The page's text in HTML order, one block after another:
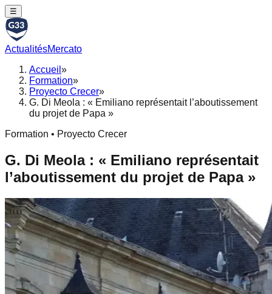
☰
ActualitésMercato
Accueil »
Formation»
Proyecto Crecer»
G. Di Meola : « Emiliano représentait l’aboutissement
du projet de Papa »
Formation • Proyecto Crecer
G. Di Meola : « Emiliano représentait
l’aboutissement du projet de Papa »